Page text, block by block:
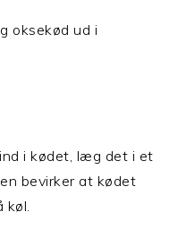
oksekød ud i
i kødet, læg det i et
bevirker at kødet
køl.